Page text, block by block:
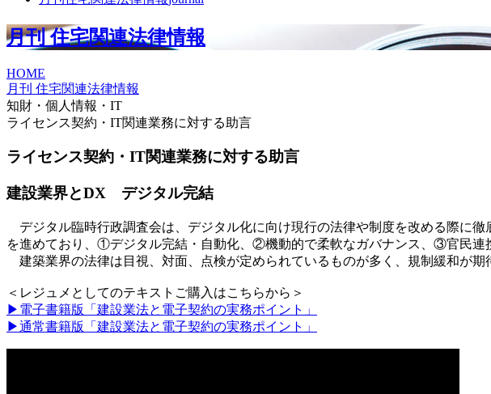
月刊 住宅関連法律情報
HOME
月刊 住宅関連法律情報
知財・個人情報・IT
ライセンス契約・IT関連業務に対する助言
ライセンス契約・IT関連業務に対する助言
建設業界とDX デジタル完結
デジタル臨時行政調査会は、デジタル化に向け現行の法律や制度を改める際に
を進めており、①デジタル完結・自動化、②機動的で柔軟なガバナンス、③官民
建築業界の法律は目視、対面、点検が定められているものが多く、規制緩和が期
＜レジュメとしてのテキストご購入はこちらから＞
▶電子書籍版「建設業法と電子契約の実務ポイント」
▶通常書籍版「建設業法と電子契約の実務ポイント」